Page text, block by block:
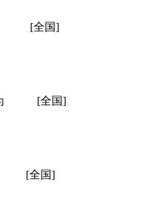
[全国]
[全国]
[全国]